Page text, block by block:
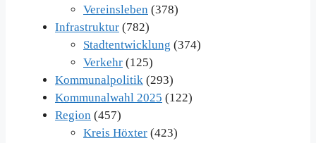
Vereinsleben (378)
Infrastruktur (782)
Stadtentwicklung (374)
Verkehr (125)
Kommunalpolitik (293)
Kommunalwahl 2025 (122)
Region (457)
Kreis Höxter (423)